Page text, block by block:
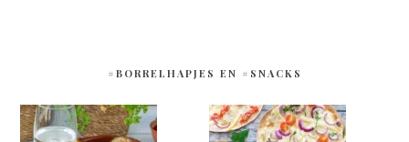
#BORRELHAPJES EN #SNACKS